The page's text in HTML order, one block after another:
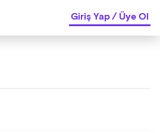
Giriş Yap/Üye Ol